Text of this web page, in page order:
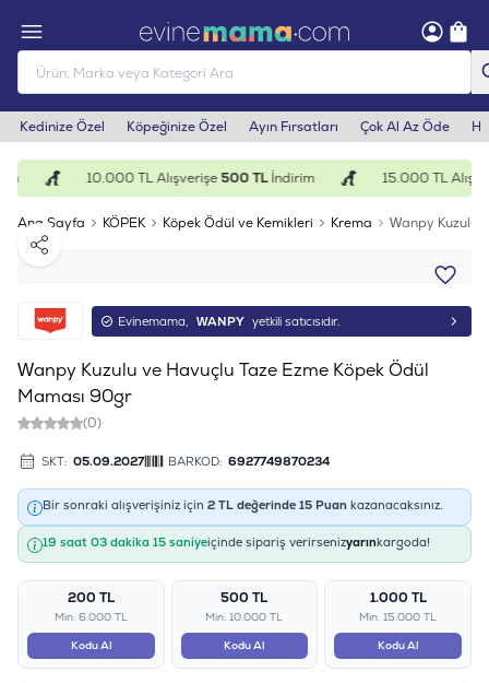
Kedinize Özel Köpeğinize Özel Ayın Fırsatları Çok Al Az Öde
10.000 TL Alışverişe500 TLİndirim 15.000 TL
Ana Sayfa KÖPEK Köpek Ödül ve Kemikleri Krema
Wanpy Kuzulu
Paylaş
Evinemama, WANPY yetkili satıcısıdır.
Wanpy Kuzulu ve Havuçlu Taze Ezme Köpek Ödül
Maması 90gr
(0)
SKT: 05.09.2027 BARKOD: 6927749870234
Bir sonraki alışverişiniz için 2 TL değerinde 15 Puan kazanacaksınız.
19 saat 03 dakika 15 saniyeiçinde sipariş verirsenizyarınkargoda!
200 TL
Min: 6.000 TL
Kodu Al
500 TL
Min: 10.000 TL
Kodu Al
1.000 TL
Min: 15.000 TL
Kodu Al